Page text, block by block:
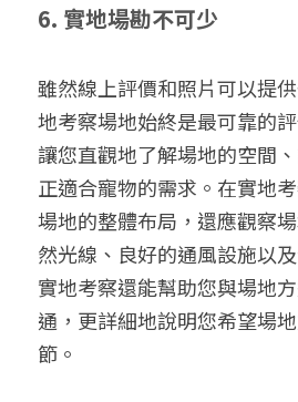
6. 實地場勘不可少
雖然線上評價和照片可以提
地考察場地始終是最可靠的
讓您直觀地了解場地的空間
正適合寵物的需求。在實地
場地的整體布局，還應觀察
然光線、良好的通風設施以
實地考察還能幫助您與場地
通，更詳細地說明您希望場
節。